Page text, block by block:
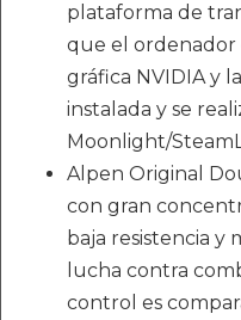
plataforma de
que el ordenador
gráfica NVIDIA y
instalada y se
Moonlight/
Alpen Original
con gran
baja resistencia y
lucha contra
control es